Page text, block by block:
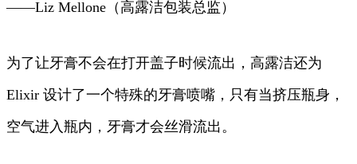
——Liz Mellone（高露洁包装总监）
为了让牙膏不会在打开盖子时候流出，高露洁还为
Elixir 设计了一个特殊的牙膏喷嘴，只有当挤压瓶身，
空气进入瓶内，牙膏才会丝滑流出。